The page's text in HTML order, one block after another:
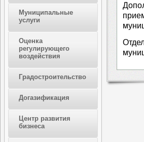
Муниципальные
услуги
Оценка
регулирующего
воздействия
Градостроительство
Догазификация
Центр развития
бизнеса